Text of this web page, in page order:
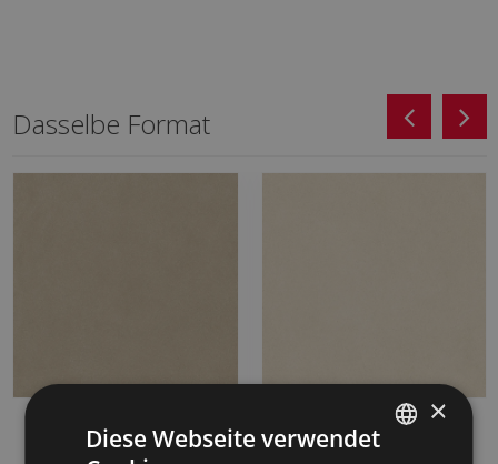
Dasselbe Format
ESSENCE ARENA CARE
90 X 90
ESSENCE MARFIL CARE
90 X 90
×
Diese Webseite verwendet